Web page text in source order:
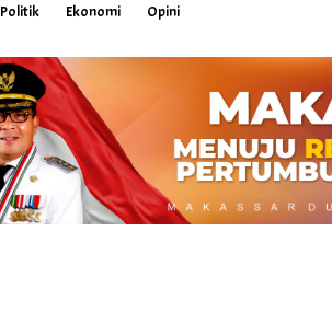
Politik Ekonomi Opini